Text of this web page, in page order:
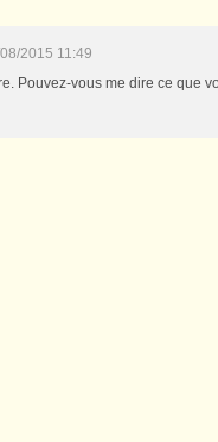
2015 11:49
Pouvez-vous me dire ce que